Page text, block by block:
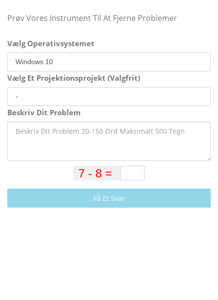
Prøv Vores Instrument Til At Fjerne Problemer
Vælg Operativsystemet
Vælg Et Projektionsprojekt (Valgfrit)
Beskriv Dit Problem
Få Et Svar